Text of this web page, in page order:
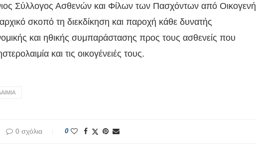
Σύλλογος Ασθενών και Φίλων των Πασχόντων από Οικογενή
σκοπό τη διεκδίκηση και παροχή κάθε δυνατής
και ηθικής συμπαράστασης προς τους ασθενείς που
και τις οικογένειές τους.
0 σχόλια 0